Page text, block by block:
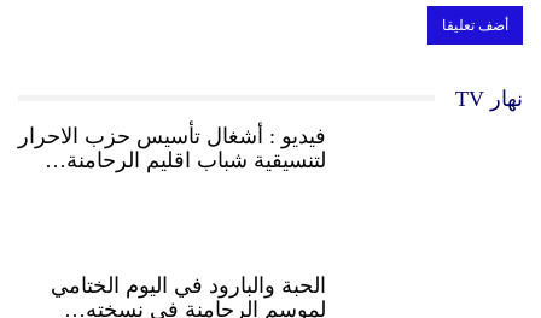
نهار TV
فيديو : أشغال تأسيس حزب الاحرار
لتنسيقية شباب اقليم الرحامنة…
الحبة والبارود في اليوم الختامي
لموسم الرحامنة في نسخته…